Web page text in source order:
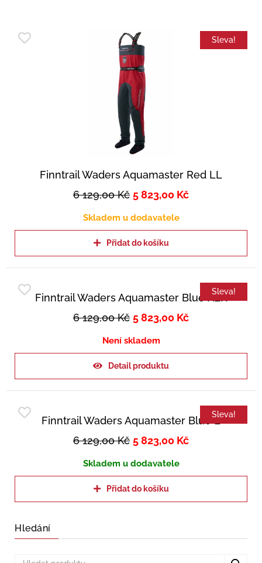
Sleva!
Finntrail Waders Aquamaster Red LL
6 129,00Kč 5 823,00 Kč
Skladem u dodavatele
Přidat do košíku
Sleva!
Finntrail Waders Aquamaster Blue XLK
6 129,00Kč 5 823,00 Kč
Není skladem
Detail produktu
Sleva!
Finntrail Waders Aquamaster Blue L
6 129,00Kč 5 823,00 Kč
Skladem u dodavatele
Přidat do košíku
Hledání